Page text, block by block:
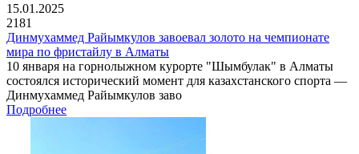
15.01.2025
2181
Динмухаммед Райымкулов завоевал золото на чемпионате
мира по фристайлу в Алматы
10 января на горнолыжном курорте "Шымбулак" в Алматы
состоялся исторический момент для казахстанского спорта —
Динмухаммед Райымкулов заво
Подробнее